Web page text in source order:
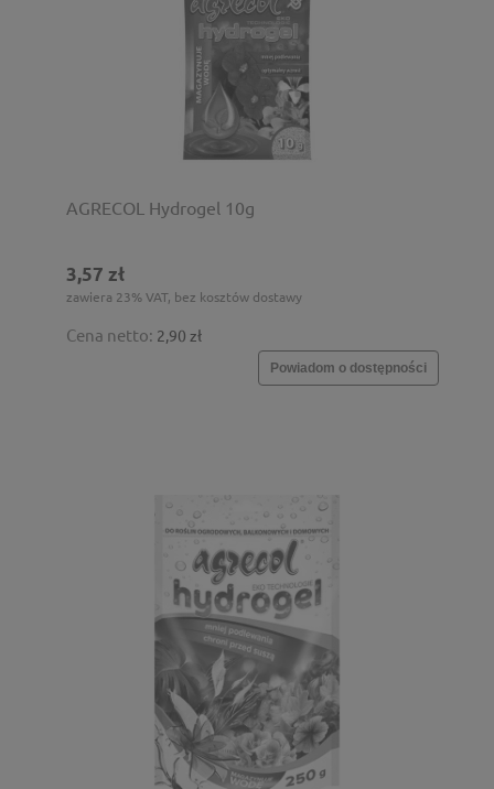
AGRECOL Hydrogel 10g
3,57 zł
zawiera 23% VAT, bez kosztów dostawy
Cena netto: 2,90 zł
Powiadom o dostępności